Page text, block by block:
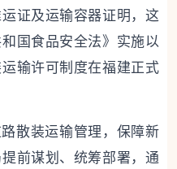
证及运输容器证明，这
国食品安全法》实施以
输许可制度在福建正式
散装运输管理，保障新
前谋划、统筹部署，通